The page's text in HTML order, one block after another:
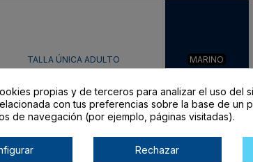
TALLA ÚNICA ADULTO MARINO
propias y de terceros para analizar el uso del
con tus preferencias sobre la base de un
de navegación (por ejemplo, páginas visitadas).
Rechazar